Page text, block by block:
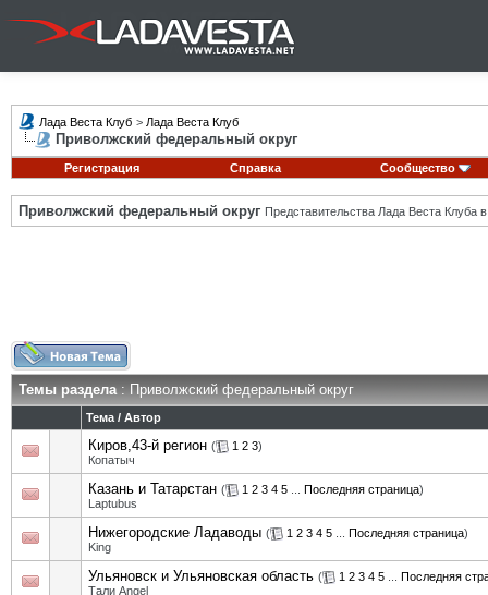
Лада Веста Клуб > Лада Веста Клуб
Приволжский федеральный округ
Регистрация Справка Сообщество
Приволжский федеральный округ Представительства Лада Веста Клуба
Темы раздела: Приволжский федеральный округ
Тема / Автор
Киров,43-й регион ( 1 2 3)
Копатыч
Казань и Татарстан ( 1 2 3 4 5 Последняя страница)
Laptubus
Нижегородские Ладаводы ( 1 2 3 4 5 Последняя страница)
King
Ульяновск и Ульяновская область ( 1 2 3 4 5
Последняя
Тали Angel